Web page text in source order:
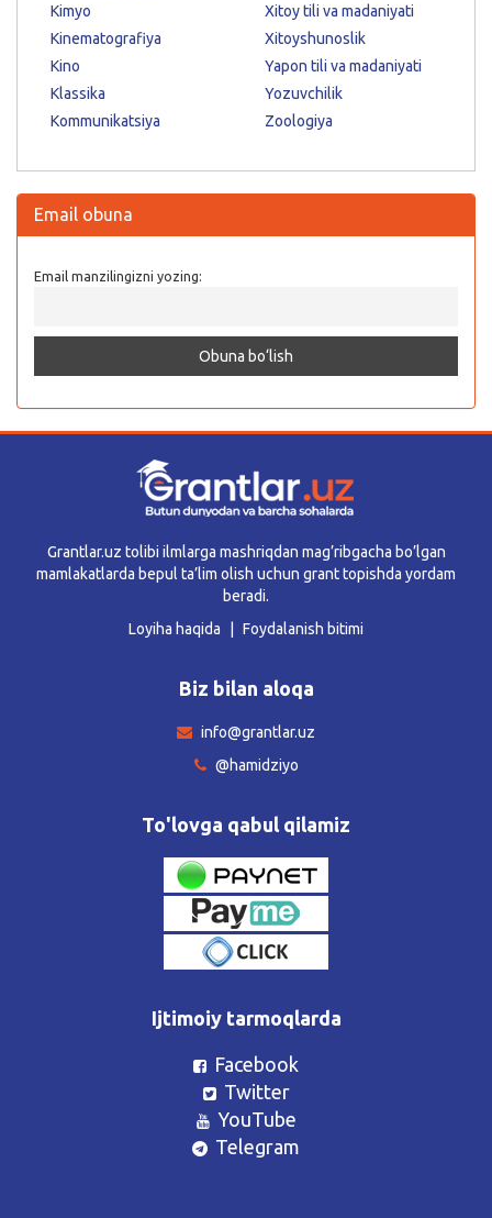
Kimyo
Kinematografiya
Kino
Klassika
Kommunikatsiya
Xitoy tili va madaniyati
Xitoyshunoslik
Yapon tili va madaniyati
Yozuvchilik
Zoologiya
Email obuna
Email manzilingizni yozing:
Grantlar.uz tolibi ilmlarga mashriqdan mag’ribgacha bo’lgan
mamlakatlarda bepul ta’lim olish uchun grant topishda yordam
beradi.
Loyiha haqida
Foydalanish bitimi
Biz bilan aloqa
info@grantlar.uz
@hamidziyo
To'lovga qabul qilamiz
Ijtimoiy tarmoqlarda
Facebook
Twitter
YouTube
Telegram